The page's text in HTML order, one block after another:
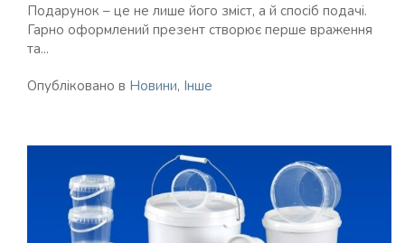
Подарунок – це не лише його зміст, а й спосіб подачі.
Гарно оформлений презент створює перше враження
та...
Опубліковано в Новини, Інше